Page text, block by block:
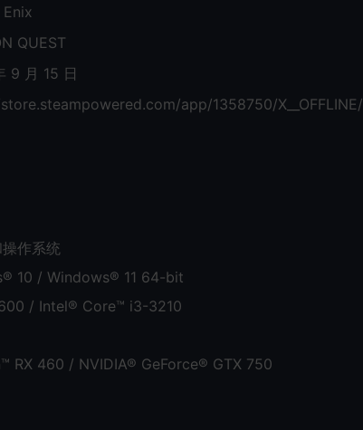
QUEST
9 月 15 日
app/1358750/X__OFFLINE/
作系统
10 / Windows® 11 64-bit
/ Intel® Core™ i3-3210
RX 460 / NVIDIA® GeForce® GTX 750